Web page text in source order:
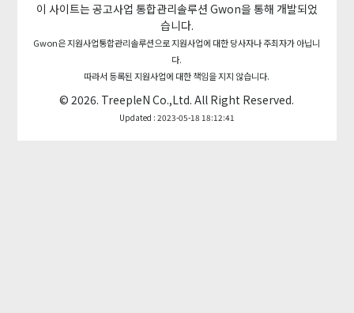
이 사이트는 공고사업 통합관리솔루션 Gwon을 통해 개발되었
습니다.
Gwon은 지원사업통합관리솔루션으로 지원사업에 대한 당사자나 주최자가 아닙니
다.
따라서 등록된 지원사업에 대한 책임을 지지 않습니다.
© 2026. TreepleN Co.,Ltd. All Right Reserved.
Updated : 2023-05-18 18:12:41